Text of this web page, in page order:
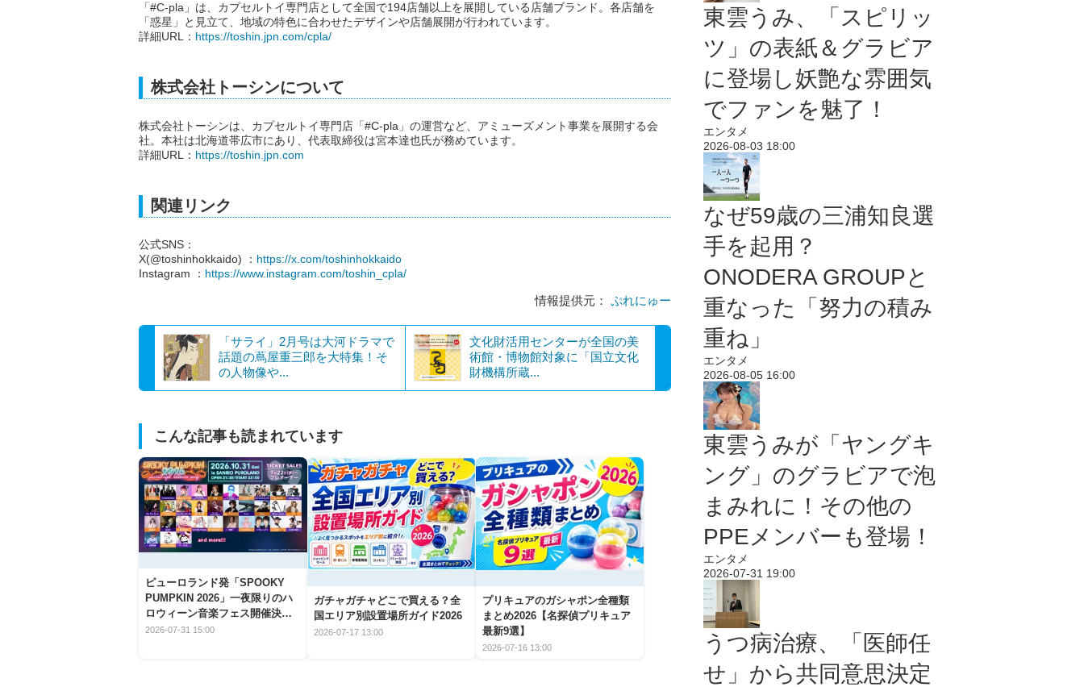
「#C-pla」は、カプセルトイ専門店として全国で194店舗以上を展開している店舗ブランド。各店舗を
「惑星」と見立て、地域の特色に合わせたデザインや店舗展開が行われています。
詳細URL： https://toshin.jpn.com/cpla/
株式会社トーシンについて
株式会社トーシンは、カプセルトイ専門店「#C-pla」の運営など、アミューズメント事業を展開する会
社。本社は北海道帯広市にあり、代表取締役は宮本達也氏が務めています。
詳細URL： https://toshin.jpn.com
関連リンク
公式SNS：
X(@toshinhokkaido) ： https://x.com/toshinhokkaido
Instagram ： https://www.instagram.com/toshin_cpla/
情報提供元： ぷれにゅー
「サライ」2月号は大河ドラマで
話題の蔦屋重三郎を大特集！そ
の人物像や...
文化財活用センターが全国の美
術館・博物館対象に「国立文化
財機構所蔵...
こんな記事も読まれています
ピューロランド発「SPOOKY
PUMPKIN 2026」一夜限りのハ
ロウィーン音楽フェス開催決
定！
2026-07-31 15:00
ガチャガチャどこで買える？全
国エリア別設置場所ガイド2026
2026-07-17 13:00
プリキュアのガシャポン全種類
まとめ2026【名探偵プリキュア
最新9選】
2026-07-16 13:00
東雲うみ、「スピリッ
ツ」の表紙＆グラビア
に登場し妖艶な雰囲気
でファンを魅了！
エンタメ
2026-08-03 18:00
なぜ59歳の三浦知良選
手を起用？
ONODERA GROUPと
重なった「努力の積み
重ね」
エンタメ
2026-08-05 16:00
東雲うみが「ヤングキ
ング」のグラビアで泡
まみれに！その他の
PPEメンバーも登場！
エンタメ
2026-07-31 19:00
うつ病治療、「医師任
せ」から共同意思決定